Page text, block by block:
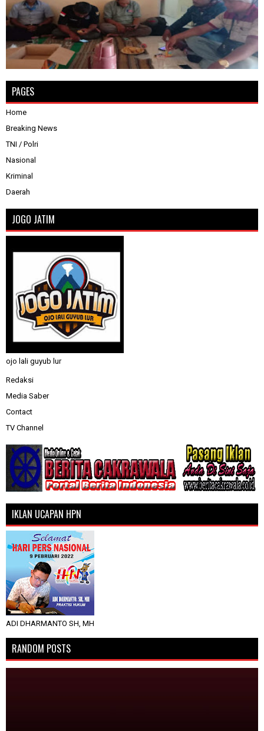
PAGES
Home
Breaking News
TNI / Polri
Nasional
Kriminal
Daerah
JOGO JATIM
ojo lali guyub lur
Redaksi
Media Saber
Contact
TV Channel
IKLAN UCAPAN HPN
ADI DHARMANTO SH, MH
RANDOM POSTS